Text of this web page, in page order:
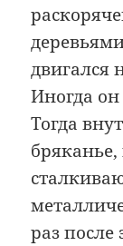
двигался
Иногда
Тогда
раз после